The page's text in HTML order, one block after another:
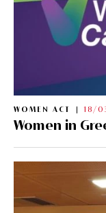
WOMEN ACT 18/
Women in